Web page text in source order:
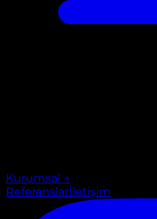
Kurumsal →
Referanslarİletişim